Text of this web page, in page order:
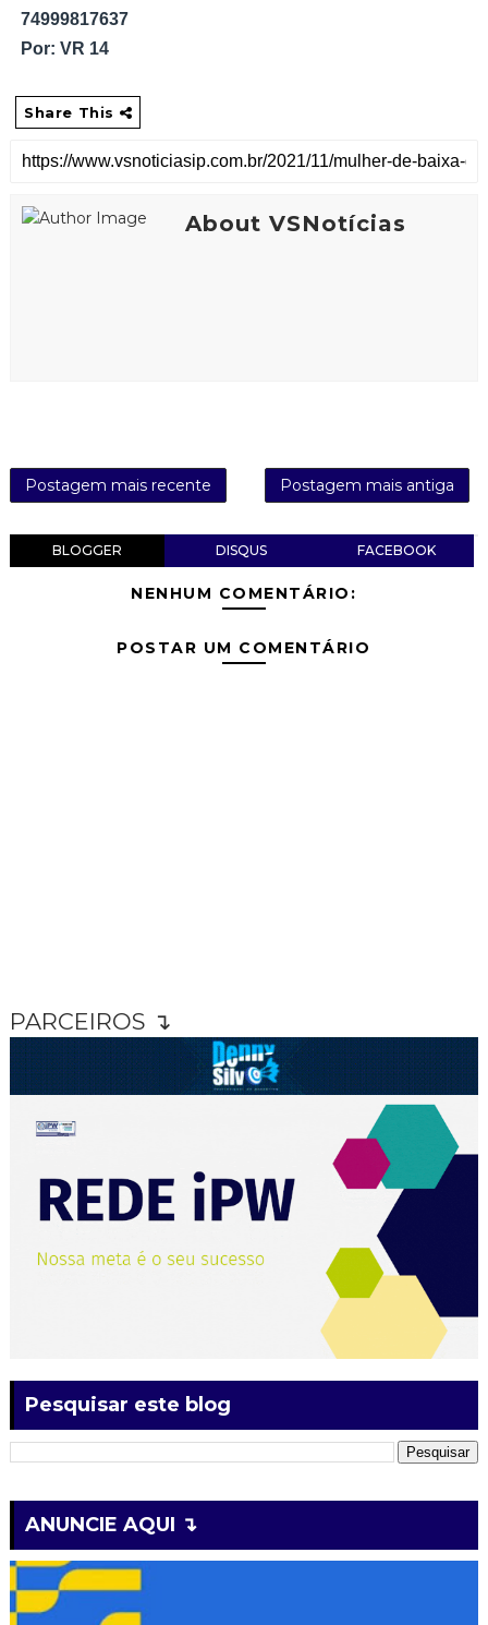
74999817637
Por: VR 14
Share This
About VSNotícias
Postagem mais recente Postagem mais antiga
BLOGGER DISQUS FACEBOOK
NENHUM COMENTÁRIO:
POSTAR UM COMENTÁRIO
PARCEIROS ↴
Pesquisar este blog
ANUNCIE AQUI ↴